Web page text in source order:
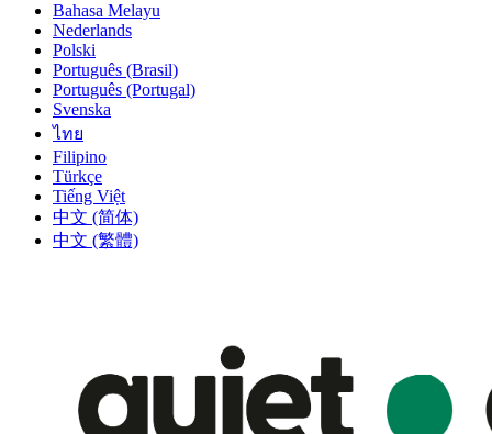
Bahasa Melayu
Nederlands
Polski
Português (Brasil)
Português (Portugal)
Svenska
ไทย
Filipino
Türkçe
Tiếng Việt
中文 (简体)
中文 (繁體)